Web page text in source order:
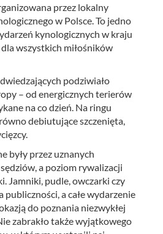
przez lokalny
w Polsce. To jedno
kynologicznych w kraju
wszystkich miłośników
podziwiało
– od energicznych terierów
na co dzień. Na ringu
debiutujące szczenięta,
były przez uznanych
a poziom rywalizacji
Jamniki, pudle, owczarki czy
publiczności, a całe wydarzenie
do poznania niezwykłej
zabrakło także wyjątkowego